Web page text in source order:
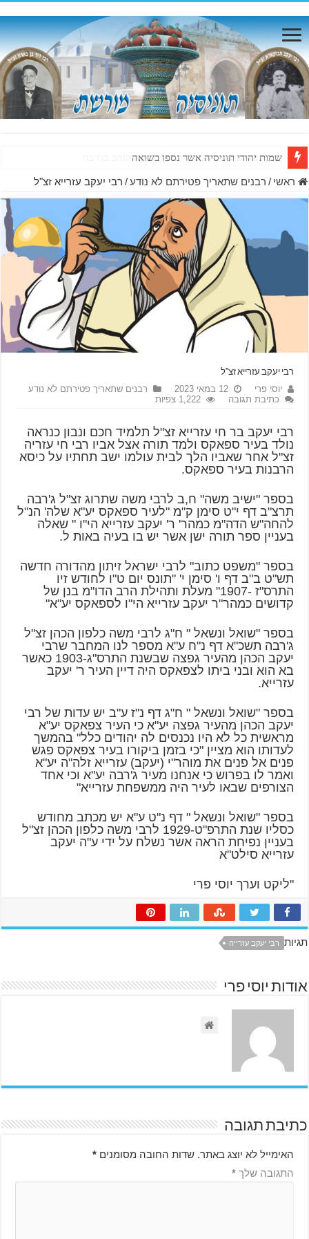
שמות יהודי תוניסיה אשר נספו בשואה
ראשי / רבנים שתאריך פטירתם לא נודע/ רבי יעקב עזרייא זצ"ל
רבי יעקב עזרייא זצ"ל
יוסי פרי 12 במאי 2023
רבנים שתאריך פטירתם לא נודע
כתיבת תגובה
1,222 צפיות
רבי יעקב בר חי עזרייא זצ"ל תלמיד חכם ונבון כנראה
נולד בעיר ספאקס ולמד תורה אצל אביו רבי חי עזריה
זצ"ל אחר שאביו הלך לבית עולמו ישב תחתיו על כיסא
הרבנות בעיר ספאקס.
בספר "ישיב משה" ח,ב לרבי משה שתרוג זצ"ל ג'רבה
תרצ"ב דף י"ט סימן ק"מ "לעיר ספאקס יע"א שלה' הנ"ל
להחה"ש הדה"מ כמהר' ר' יעקב עזרייא הי"ו " שאלה
בעניין ספר תורה ישן אשר יש בו בעיה באות ל.
בספר "משפט כתוב" לרבי ישראל זיתון מהדורה חדשה
תש"ט ב"ב דף ו' סימן י' "תונס יום ט"ו לחודש זיו
התרס"ז -1907" מעלת ותהילת הרב הדו"מ בנן של
קדושים כמהר"ר יעקב עזרייא הי"ו לספאקס יע"א"
בספר "שואל ונשאל " ח"ג לרבי משה כלפון הכהן זצ"ל
ג'רבה תשכ"א דף נ"ח ע"א מספר לנו המחבר שרבי
יעקב הכהן מהעיר גפצה שבשנת התרס"ג-1903 כאשר
בא הוא ובני ביתו לצפאקס היה דיין העיר ר' יעקב
עזרייא.
בספר "שואל ונשאל " ח"ג דף נ"ז ע"ב יש עדות של רבי
יעקב הכהן מהעיר גפצה יע"א כי העיר צפאקס יע"א
מראשית כל לא היו נכנסים לה יהודים כלל" בהמשך
לעדותו הוא מציין "כי בזמן ביקורו בעיר צפאקס פגש
פנים אל פנים את מוהר"י (יעקב) עזרייא זלה"ה יע"א
ואמר לו בפרוש כי אנחנו מעיר ג'רבה יע"א וכי אחד
הצורפים שבאו לעיר היה ממשפחת עזרייא"
בספר "שואל ונשאל " דף נ"ט ע"א יש מכתב מחודש
כסליו שנת התרפ"ט-1929 לרבי משה כלפון הכהן זצ"ל
בעניין נפיחת הראה אשר נשלח על ידי ע"ה יעקב
עזרייא סילט"א
"ליקט וערך יוסי פרי
תגיות רבי יעקב עזרייה
אודות יוסי פרי
כתיבת תגובה
האימייל לא יוצג באתר. שדות החובה מסומנים*
התגובה שלך*